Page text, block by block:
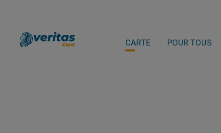
CARTE POUR TOUS